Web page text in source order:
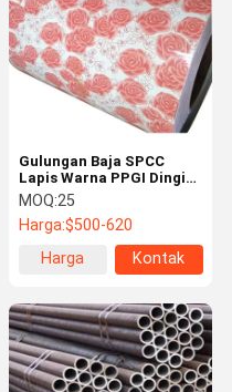
Gulungan Baja SPCC
Lapis Warna PPGI Dingin
dengan Pilihan Warna
RAL untuk Atap dan
Konstruksi
MOQ:25
Harga:$500-620
Harga
Kontak